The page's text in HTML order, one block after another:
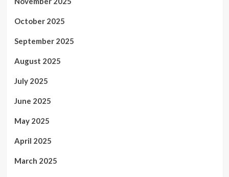
October 2025
September 2025
August 2025
July 2025
June 2025
May 2025
April 2025
March 2025